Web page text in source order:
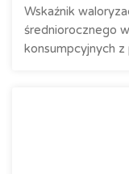
Wskaźnik
średniorocznego
konsumpcyjnych